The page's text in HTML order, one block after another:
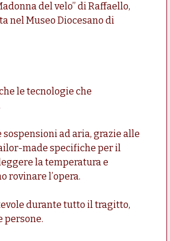
del velo” di Raffaello,
nel Museo Diocesano di
le tecnologie che
ad aria, grazie alle
made specifiche per il
la temperatura e
rovinare l’opera.
durante tutto il tragitto,
persone.